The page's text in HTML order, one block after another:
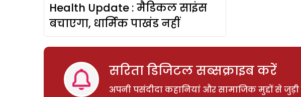
Health Update : मैडिकल साइंस
बचाएगा, धार्मिक पाखंड नहीं
सरिता डिजिटल सब्सक्राइब करें
अपनी पसंदीदा कहानियां और सामाजिक मुद्दों से